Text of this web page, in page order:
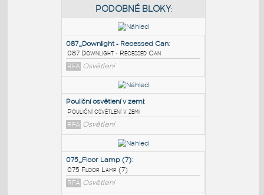
PODOBNÉ BLOKY
087_Downlight - Recessed Can
087 Downlight - Recessed Can
RFA Osvětlení